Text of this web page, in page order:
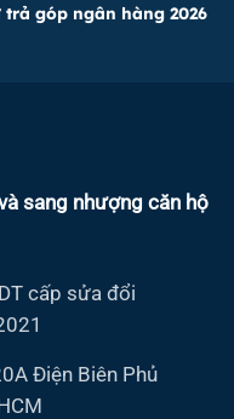
góp ngân hàng 2026
sang nhượng căn hộ
cấp sửa đổi
Điện Biên Phủ